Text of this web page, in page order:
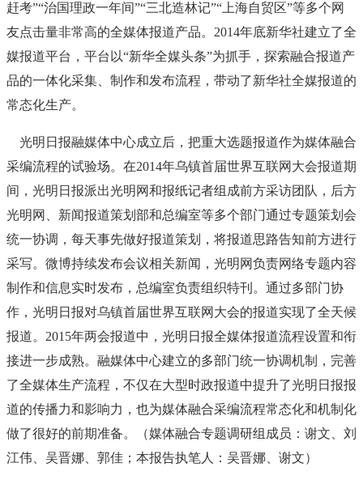
赶考”“治国理政一年间”“三北造林记”“上海自贸区”等多个网
友点击量非常高的全媒体报道产品。2014年底新华社建立了全
媒报道平台，平台以“新华全媒头条”为抓手，探索融合报道产
品的一体化采集、制作和发布流程，带动了新华社全媒报道的
常态化生产。
光明日报融媒体中心成立后，把重大选题报道作为媒体融合
采编流程的试验场。在2014年乌镇首届世界互联网大会报道期
间，光明日报派出光明网和报纸记者组成前方采访团队，后方
光明网、新闻报道策划部和总编室等多个部门通过专题策划会
统一协调，每天事先做好报道策划，将报道思路告知前方进行
采写。微博持续发布会议相关新闻，光明网负责网络专题内容
制作和信息实时发布，总编室负责组织特刊。通过多部门协
作，光明日报对乌镇首届世界互联网大会的报道实现了全天候
报道。2015年两会报道中，光明日报全媒体报道流程设置和衔
接进一步成熟。融媒体中心建立的多部门统一协调机制，完善
了全媒体生产流程，不仅在大型时政报道中提升了光明日报报
道的传播力和影响力，也为媒体融合采编流程常态化和机制化
做了很好的前期准备。（媒体融合专题调研组成员：谢文、刘
江伟、吴晋娜、郭佳；本报告执笔人：吴晋娜、谢文）